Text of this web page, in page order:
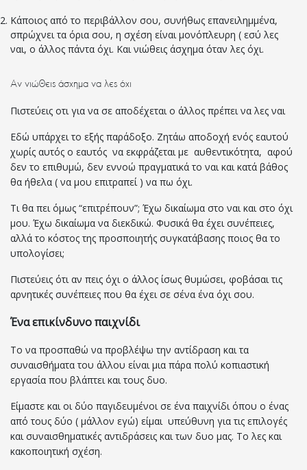
Κάποιος από το περιβάλλον σου, συνήθως επανειλημμένα,
σπρώχνει τα όρια σου, η σχέση είναι μονόπλευρη ( εσύ λες
ναι, ο άλλος πάντα όχι. Και νιώθεις άσχημα όταν λες όχι.
Αν νιώθεις άσχημα να λες όχι
Πιστεύεις οτι για να σε αποδέχεται ο άλλος πρέπει να λες ναι
Εδώ υπάρχει το εξής παράδοξο. Ζητάω αποδοχή ενός εαυτού
χωρίς αυτός ο εαυτός να εκφράζεται με αυθεντικότητα, αφού
δεν το επιθυμώ, δεν εννοώ πραγματικά το ναι και κατά βάθος
θα ήθελα ( να μου επιτραπεί ) να πω όχι.
Τι θα πει όμως “επιτρέπουν”; Έχω δικαίωμα στο ναι και στο όχι
μου. Έχω δικαίωμα να διεκδικώ. Φυσικά θα έχει συνέπειες,
αλλά το κόστος της προσποιητής συγκατάβασης ποιος θα το
υπολογίσει;
Πιστεύεις ότι αν πεις όχι ο άλλος ίσως θυμώσει, φοβάσαι τις
αρνητικές συνέπειες που θα έχει σε σένα ένα όχι σου.
Ένα επικίνδυνο παιχνίδι
Το να προσπαθώ να προβλέψω την αντίδραση και τα
συναισθήματα του άλλου είναι μια πάρα πολύ κοπιαστική
εργασία που βλάπτει και τους δυο.
Είμαστε και οι δύο παγιδευμένοι σε ένα παιχνίδι όπου ο ένας
από τους δύο ( μάλλον εγώ) είμαι υπεύθυνη για τις επιλογές
και συναισθηματικές αντιδράσεις και των δυο μας. Το λες και
κακοποιητική σχέση.